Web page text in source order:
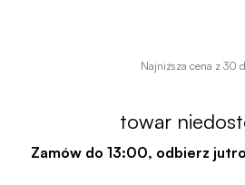
Najniższa cena z 30
towar
Zamów do 13:00, odbierz jutro